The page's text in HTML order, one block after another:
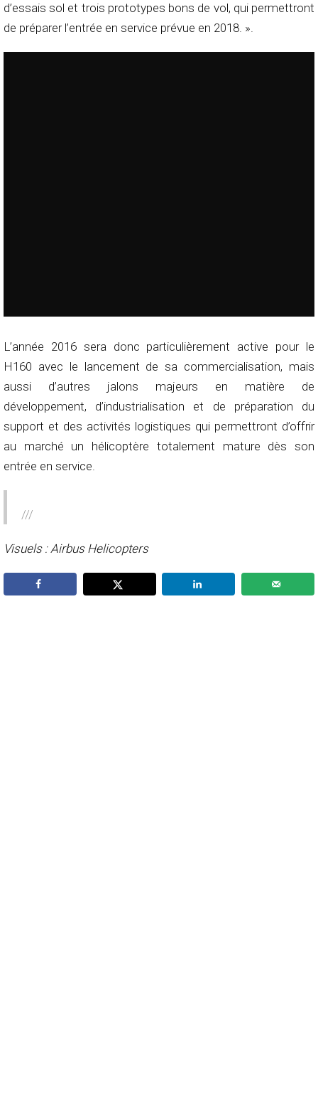
d’essais sol et trois prototypes bons de vol, qui permettront
de préparer l’entrée en service prévue en 2018. ».
L’année 2016 sera donc particulièrement active pour le
H160 avec le lancement de sa commercialisation, mais
aussi d’autres jalons majeurs en matière de
développement, d’industrialisation et de préparation du
support et des activités logistiques qui permettront d’offrir
au marché un hélicoptère totalement mature dès son
entrée en service.
///
Visuels : Airbus Helicopters